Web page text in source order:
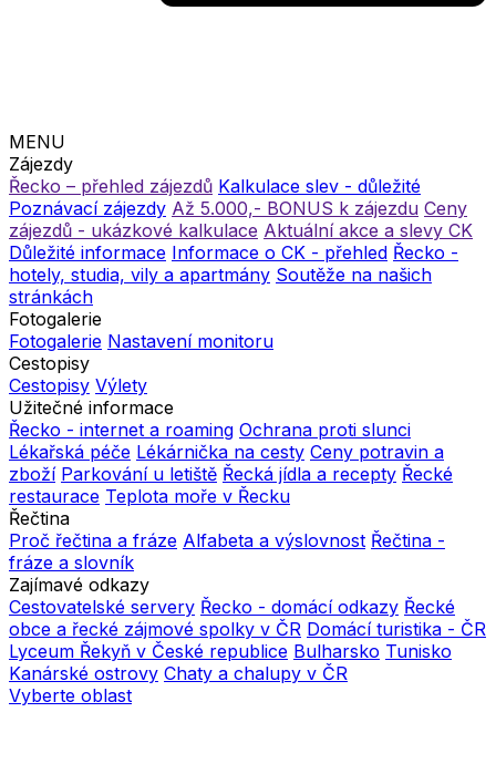
MENU
Zájezdy
Řecko – přehled zájezdů Kalkulace slev - důležité
Poznávací zájezdy Až 5.000,- BONUS k zájezdu Ceny
zájezdů - ukázkové kalkulace Aktuální akce a slevy CK
Důležité informace Informace o CK - přehled Řecko -
hotely, studia, vily a apartmány Soutěže na našich
stránkách
Fotogalerie
Fotogalerie Nastavení monitoru
Cestopisy
Cestopisy Výlety
Užitečné informace
Řecko - internet a roaming Ochrana proti slunci
Lékařská péče Lékárnička na cesty Ceny potravin a
zboží Parkování u letiště Řecká jídla a recepty Řecké
restaurace Teplota moře v Řecku
Řečtina
Proč řečtina a fráze Alfabeta a výslovnost Řečtina -
fráze a slovník
Zajímavé odkazy
Cestovatelské servery Řecko - domácí odkazy Řecké
obce a řecké zájmové spolky v ČR Domácí turistika - ČR
Lyceum Řekyň v České republice Bulharsko Tunisko
Kanárské ostrovy Chaty a chalupy v ČR
Vyberte oblast